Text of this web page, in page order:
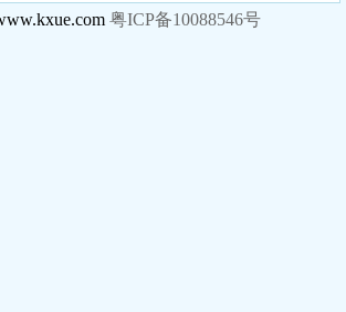
粤ICP备10088546号